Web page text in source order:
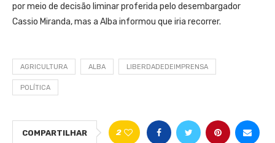
por meio de decisão liminar proferida pelo desembargador
Cassio Miranda, mas a Alba informou que iria recorrer.
AGRICULTURA ALBA LIBERDADEDEIMPRENSA
POLÍTICA
COMPARTILHAR 2